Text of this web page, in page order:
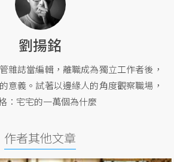
劉揚銘
雜誌當編輯，離職成為獨立工作者後，
意義。試著以邊緣人的角度觀察職場，
：宅宅的一萬個為什麼
作者其他文章